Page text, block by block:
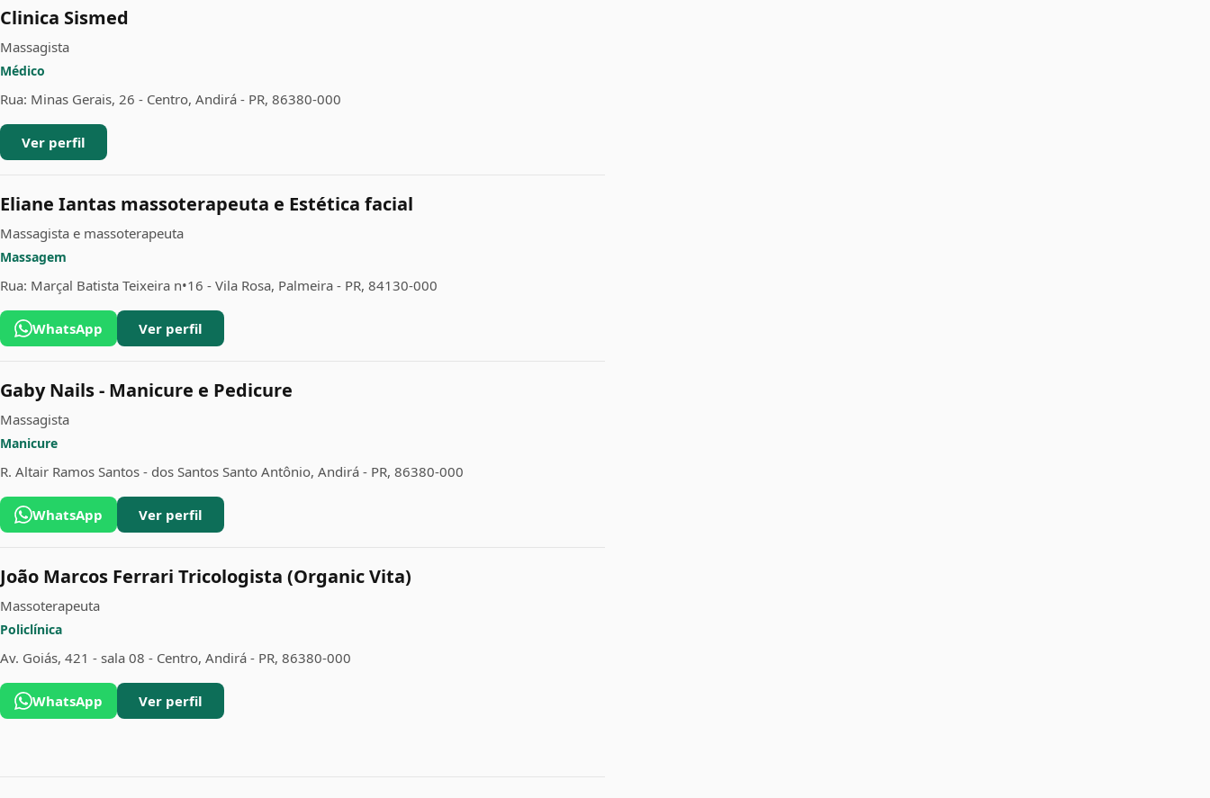
Clinica Sismed
Massagista
Médico
Rua: Minas Gerais, 26 - Centro, Andirá - PR, 86380-000
Ver perfil
Eliane Iantas massoterapeuta e Estética facial
Massagista e massoterapeuta
Massagem
Rua: Marçal Batista Teixeira n•16 - Vila Rosa, Palmeira - PR, 84130-000
WhatsApp Ver perfil
Gaby Nails - Manicure e Pedicure
Massagista
Manicure
R. Altair Ramos Santos - dos Santos Santo Antônio, Andirá - PR, 86380-000
WhatsApp Ver perfil
João Marcos Ferrari Tricologista (Organic Vita)
Massoterapeuta
Policlínica
Av. Goiás, 421 - sala 08 - Centro, Andirá - PR, 86380-000
WhatsApp Ver perfil